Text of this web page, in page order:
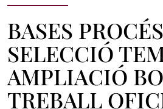
BASES
SELECCIÓ
AMPLIACIÓ
TREBALL